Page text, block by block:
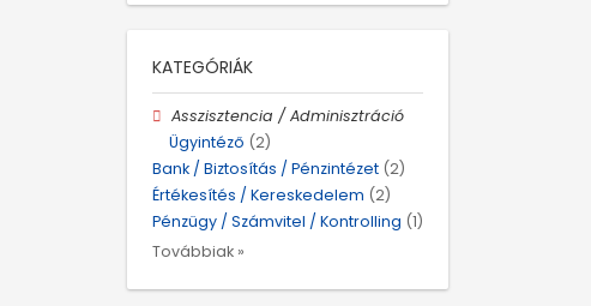
KATEGÓRIÁK
Asszisztencia / Adminisztráció
Ügyintéző (2)
Bank / Biztosítás / Pénzintézet (2)
Értékesítés / Kereskedelem (2)
Pénzügy / Számvitel / Kontrolling (1)
Továbbiak »